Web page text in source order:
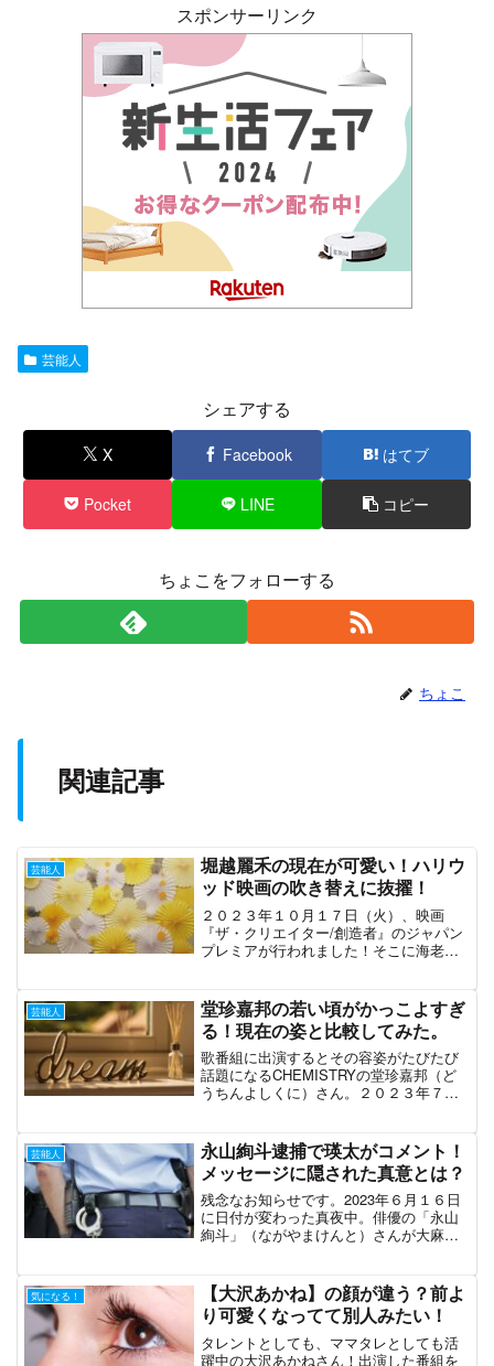
スポンサーリンク
芸能人
シェアする
X Facebook はてブ
Pocket LINE コピー
ちょこをフォローする
ちょこ
関連記事
芸能人
堀越麗禾の現在が可愛い！ハリウ
ッド映画の吹き替えに抜擢！
２０２３年１０月１７日（火）、映画
『ザ・クリエイター/創造者』のジャパン
プレミアが行われました！そこに海老蔵
すっかり大きくなっていてビックリ！今
回は麗禾ちゃんの現在を調...
芸能人
堂珍嘉邦の若い頃がかっこよすぎ
る！現在の姿と比較してみた。
歌番組に出演するとその容姿がたびたび
話題になるCHEMISTRYの堂珍嘉邦（ど
うちんよしくに）さん。２０２３年７月
が、若い頃はどうだったのでしょうか？
こちらでは堂珍嘉邦さ...
芸能人
永山絢斗逮捕で瑛太がコメント！
メッセージに隠された真意とは？
残念なお知らせです。2023年６月１６日
に日付が変わった真夜中。俳優の「永山
絢斗」（ながやまけんと）さんが大麻所
とです。永山絢斗さんといえば、兄は俳
優の「永山瑛太」さん...
気になる！
【大沢あかね】の顔が違う？前よ
り可愛くなってて別人みたい！
タレントとしても、ママタレとしても活
躍中の大沢あかねさん！出演した番組を